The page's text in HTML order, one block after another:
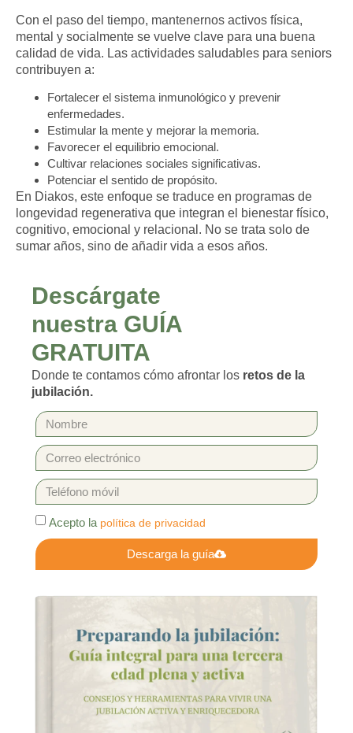
Con el paso del tiempo, mantenernos activos física,
mental y socialmente se vuelve clave para una buena
calidad de vida. Las actividades saludables para seniors
contribuyen a:
Fortalecer el sistema inmunológico y prevenir
enfermedades.
Estimular la mente y mejorar la memoria.
Favorecer el equilibrio emocional.
Cultivar relaciones sociales significativas.
Potenciar el sentido de propósito.
En Diakos, este enfoque se traduce en programas de
longevidad regenerativa que integran el bienestar físico,
cognitivo, emocional y relacional. No se trata solo de
sumar años, sino de añadir vida a esos años.
Descárgate
nuestra GUÍA
GRATUITA
Donde te contamos cómo afrontar los retos de la
jubilación.
Acepto la política de privacidad
Descarga la guía